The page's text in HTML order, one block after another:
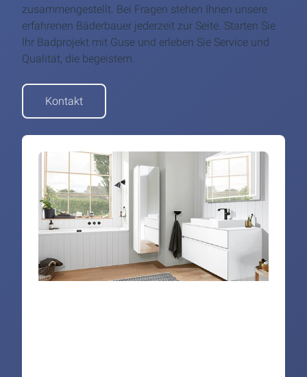
zusammengestellt. Bei Fragen stehen Ihnen unsere
erfahrenen Bäderbauer jederzeit zur Seite. Starten Sie
Ihr Badprojekt mit Guse und erleben Sie Service und
Qualität, die begeistern.
Kontakt